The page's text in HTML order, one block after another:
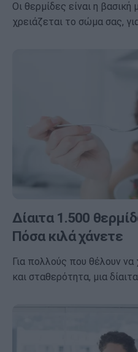
Οι θερμίδες είναι η
χρειάζεται το σώμα σας,
Δίαιτα 1.500
Πόσα κιλά χάνετε
Για πολλούς που θέλουν
και σταθερότητα, μια